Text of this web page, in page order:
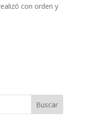
con orden y
Buscar